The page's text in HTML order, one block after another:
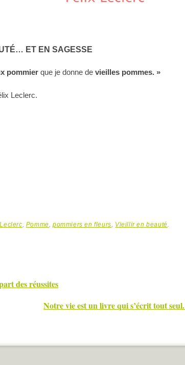
ET EN SAGESSE
pommierque je donne de vieilles pommes. »
Leclerc.
, Pomme,pommiers en fleurs, Vieillir en beauté.
des réussites
Notre vie est un livre qui s’écrit tout seul.